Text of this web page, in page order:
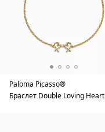
Paloma Picasso®
Браслет Double Loving Heart